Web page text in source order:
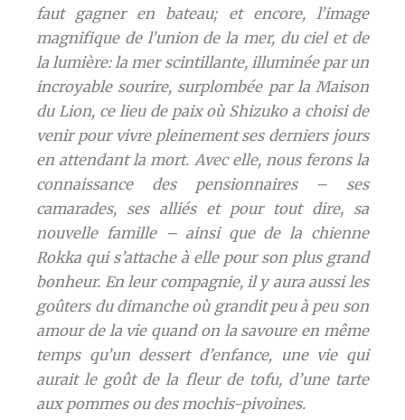
faut gagner en bateau; et encore, l’image
magnifique de l’union de la mer, du ciel et de
la lumière: la mer scintillante, illuminée par un
incroyable sourire, surplombée par la Maison
du Lion, ce lieu de paix où Shizuko a choisi de
venir pour vivre pleinement ses derniers jours
en attendant la mort. Avec elle, nous ferons la
connaissance des pensionnaires – ses
camarades, ses alliés et pour tout dire, sa
nouvelle famille – ainsi que de la chienne
Rokka qui s’attache à elle pour son plus grand
bonheur. En leur compagnie, il y aura aussi les
goûters du dimanche où grandit peu à peu son
amour de la vie quand on la savoure en même
temps qu’un dessert d’enfance, une vie qui
aurait le goût de la fleur de tofu, d’une tarte
aux pommes ou des mochis-pivoines.